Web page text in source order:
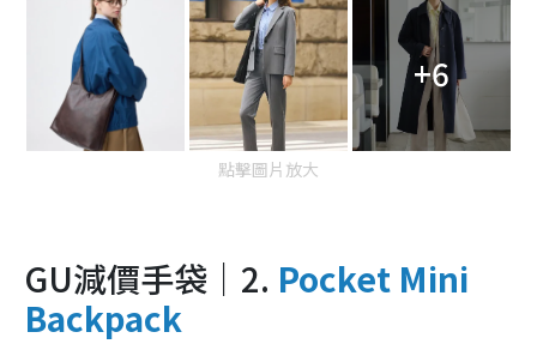
+6
點擊圖片放大
GU減價手袋｜2. Pocket Mini
Backpack